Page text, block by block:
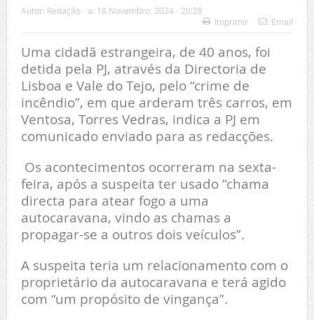
Autor: Redação a: 18 Novembro, 2024 - 20:28
Imprimir
Email
Uma cidadã estrangeira, de 40 anos, foi
detida pela PJ, através da Directoria de
Lisboa e Vale do Tejo, pelo “crime de
incêndio”, em que arderam três carros, em
Ventosa, Torres Vedras, indica a PJ em
comunicado enviado para as redacções.
Os acontecimentos ocorreram na sexta-
feira, após a suspeita ter usado “chama
directa para atear fogo a uma
autocaravana, vindo as chamas a
propagar-se a outros dois veículos”.
A suspeita teria um relacionamento com o
proprietário da autocaravana e terá agido
com “um propósito de vingança”.